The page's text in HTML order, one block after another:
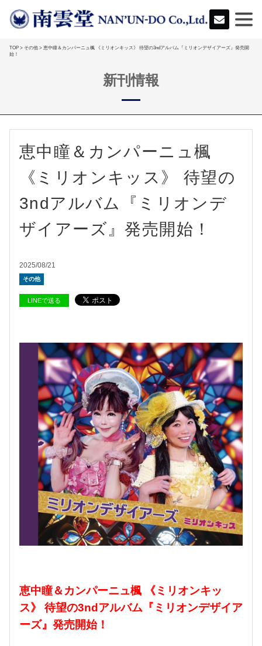
TOP > その他 > 恵中瞳＆カンパーニュ楓 《ミリオンキッス》 待望の3ndアルバム『ミリオンデザイアーズ』発売開
始！
新刊情報
恵中瞳＆カンパーニュ楓
《ミリオンキッス》 待望の
3ndアルバム『ミリオンデ
ザイアーズ』発売開始！
2025/08/21
その他
LINEで送る
恵中瞳＆カンパーニュ楓 《ミリオンキッ
ス》 待望の3ndアルバム『ミリオンデザイア
ーズ』発売開始！